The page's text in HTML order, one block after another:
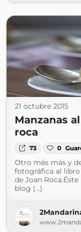
21 octubre 2015
Manzanas
roca
73 0
Otro més más y
fotográfica al libro
de Joan
blog (...)